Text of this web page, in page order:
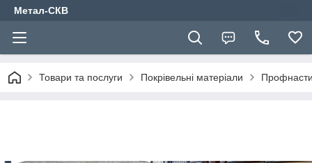
Метал-СКВ
Товари та послуги Покрівельні матеріали